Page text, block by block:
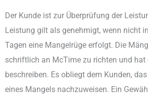
Der Kunde ist zur Überprüfung der
Leistung gilt als genehmigt, wenn nicht
Tagen eine Mangelrüge erfolgt. Die
schriftlich an McTime zu richten und hat
beschreiben. Es obliegt dem Kunden,
eines Mangels nachzuweisen. Ein